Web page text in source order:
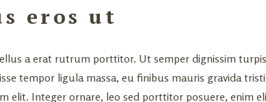
eros ut
a erat rutrum porttitor. Ut semper dignissim
tempor ligula massa, eu finibus mauris gravida
elit. Integer ornare, leo sed porttitor posuere, enim